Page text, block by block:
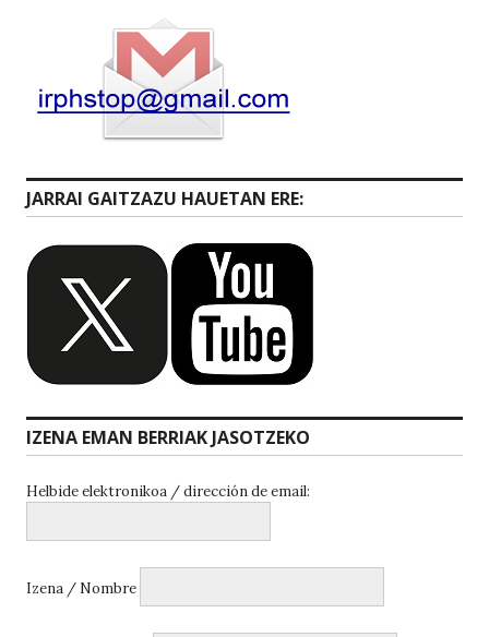
JARRAI GAITZAZU HAUETAN ERE:
IZENA EMAN BERRIAK JASOTZEKO
Helbide elektronikoa / dirección de email:
Izena / Nombre